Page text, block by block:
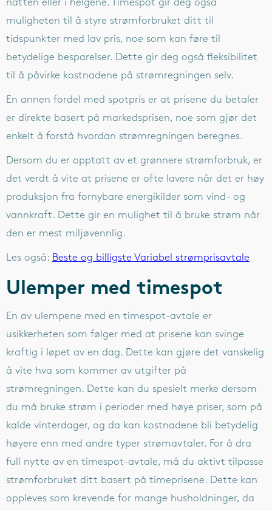
natten eller i helgene. Timespot gir deg også
muligheten til å styre strømforbruket ditt til
tidspunkter med lav pris, noe som kan føre til
betydelige besparelser. Dette gir deg også fleksibilitet
til å påvirke kostnadene på strømregningen selv.
En annen fordel med spotpris er at prisene du betaler
er direkte basert på markedsprisen, noe som gjør det
enkelt å forstå hvordan strømregningen beregnes.
Dersom du er opptatt av et grønnere strømforbruk, er
det verdt å vite at prisene er ofte lavere når det er høy
produksjon fra fornybare energikilder som vind- og
vannkraft. Dette gir en mulighet til å bruke strøm når
den er mest miljøvennlig.
Les også: Beste og billigste Variabel strømprisavtale
Ulemper med timespot
En av ulempene med en timespot-avtale er
usikkerheten som følger med at prisene kan svinge
kraftig i løpet av en dag. Dette kan gjøre det vanskelig
å vite hva som kommer av utgifter på
strømregningen. Dette kan du spesielt merke dersom
du må bruke strøm i perioder med høye priser, som på
kalde vinterdager, og da kan kostnadene bli betydelig
høyere enn med andre typer strømavtaler. For å dra
full nytte av en timespot-avtale, må du aktivt tilpasse
strømforbruket ditt basert på timeprisene. Dette kan
oppleves som krevende for mange husholdninger, da